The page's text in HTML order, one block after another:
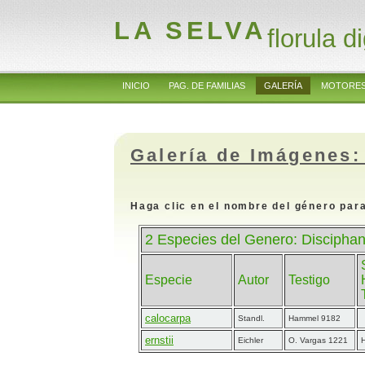
LA SELVAflorula
INICIO PAG. DE FAMILIAS GALERÍA
Galería de
Haga clic en el nombre del género
2 Especies del Genero:
Especie Autor Testigo
calocarpa Standl. Hammel 9182
ernstii Eichler O. Vargas 1221